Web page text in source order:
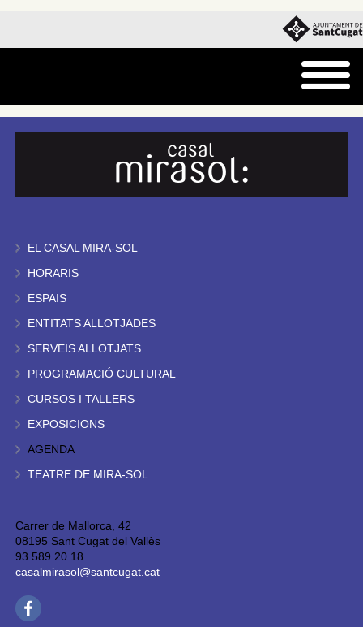
EL CASAL MIRA-SOL
HORARIS
ESPAIS
ENTITATS ALLOTJADES
SERVEIS ALLOTJATS
PROGRAMACIÓ CULTURAL
CURSOS I TALLERS
EXPOSICIONS
AGENDA
TEATRE DE MIRA-SOL
Carrer de Mallorca, 42
08195 Sant Cugat del Vallès
93 589 20 18
casalmirasol@santcugat.cat